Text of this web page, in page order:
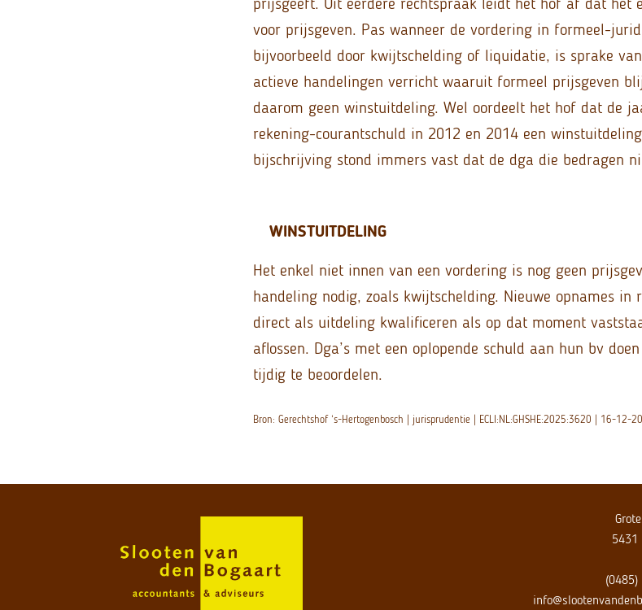
voor prijsgeven. Pas wanneer de vordering in formeel-
bijvoorbeeld door kwijtschelding of liquidatie, is sprake
actieve handelingen verricht waaruit formeel prijsgeven
daarom geen winstuitdeling. Wel oordeelt het hof dat de
rekening-courantschuld in 2012 en 2014 een
bijschrijving stond immers vast dat de dga die bedragen
WINSTUITDELING
Het enkel niet innen van een vordering is nog geen
handeling nodig, zoals kwijtschelding. Nieuwe opnames in
direct als uitdeling kwalificeren als op dat moment
aflossen. Dga’s met een oplopende schuld aan hun bv
tijdig te beoordelen.
Bron: Gerechtshof ‘s-Hertogenbosch | jurisprudentie | ECLI:NL:GHSHE:2025:3620 | 16-12-
5431